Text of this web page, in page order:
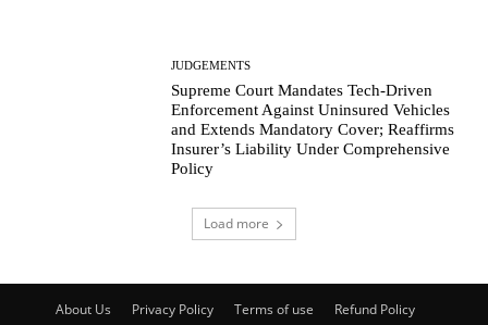
JUDGEMENTS
Supreme Court Mandates Tech-Driven
Enforcement Against Uninsured Vehicles
and Extends Mandatory Cover; Reaffirms
Insurer’s Liability Under Comprehensive
Policy
Load more
About Us Privacy Policy Terms of use
Refund Policy